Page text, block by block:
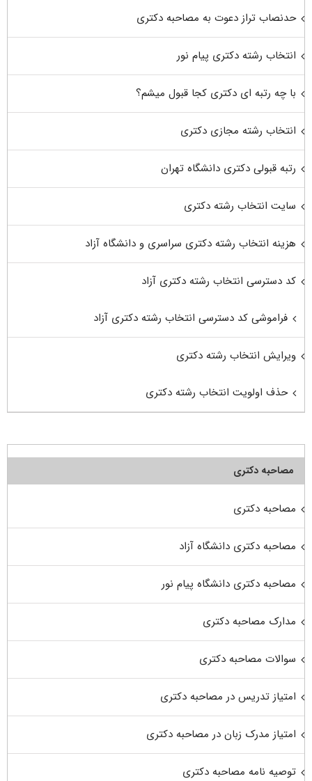
حدنصاب تراز دعوت به مصاحبه دکتری
انتخاب رشته دکتری پیام نور
با چه رتبه ای دکتری کجا قبول میشم؟
انتخاب رشته مجازی دکتری
رتبه قبولی دکتری دانشگاه تهران
سایت انتخاب رشته دکتری
هزینه انتخاب رشته دکتری سراسری و دانشگاه آزاد
کد دسترسی انتخاب رشته دکتری آزاد
فراموشی کد دسترسی انتخاب رشته دکتری آزاد
ویرایش انتخاب رشته دکتری
حذف اولویت انتخاب رشته دکتری
مصاحبه دکتری
مصاحبه دکتری
مصاحبه دکتری دانشگاه آزاد
مصاحبه دکتری دانشگاه پیام نور
مدارک مصاحبه دکتری
سوالات مصاحبه دکتری
امتیاز تدریس در مصاحبه دکتری
امتیاز مدرک زبان در مصاحبه دکتری
توصیه نامه مصاحبه دکتری